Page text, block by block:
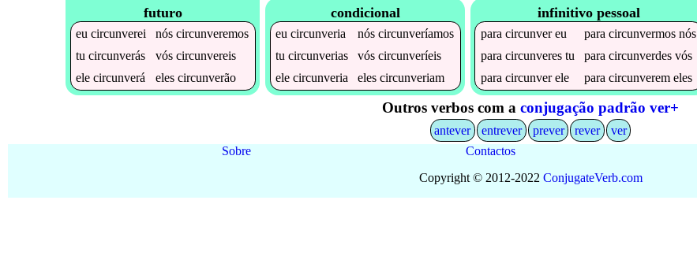
futuro
eucircunverei nóscircunveremos
tucircunverás vóscircunvereis
elecircunverá elescircunverão
condicional
eucircunveria nóscircunveríamos
tucircunverias vóscircunveríeis
elecircunveria elescircunveriam
infinitivo pessoal
paracircunvereu paracircunvermos nós
paracircunveres tu paracircunverdes vós
paracircunverele paracircunverem eles
Outros verbos com a conjugação padrão ver+
antever entrever prever rever
ver
Sobre
Contactos
Copyright © 2012-2022 ConjugateVerb.com